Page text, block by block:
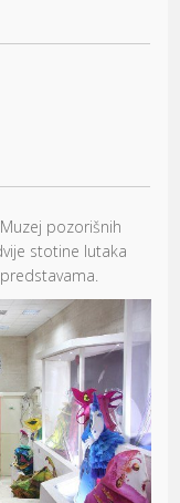
pozorišnih
stotine lutaka